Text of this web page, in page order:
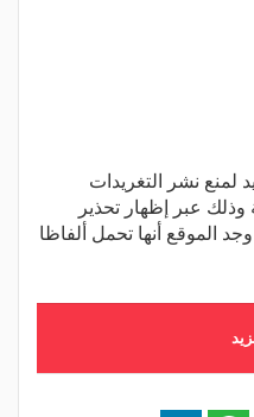
لمنع نشر التغريدات
عبر إظهار تحذير
الموقع أنها تحمل ألفاظا